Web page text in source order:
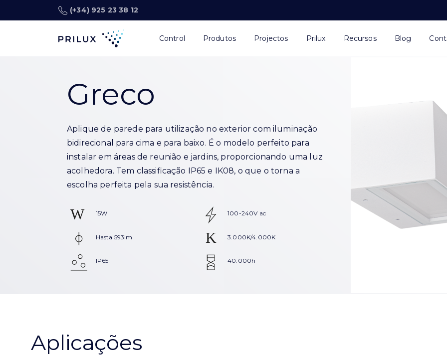
(+34) 925 23 38 12
Control Produtos Projectos Prilux Recursos Blog
Greco
Aplique de parede para utilização no exterior com iluminação
bidirecional para cima e para baixo. É o modelo perfeito para
instalar em áreas de reunião e jardins, proporcionando uma luz
acolhedora. Tem classificação IP65 e IK08, o que o torna a
escolha perfeita pela sua resistência.
15W
Hasta 593lm
IP65
100-240V ac
3.000K/4.000K
40.000h
Aplicações